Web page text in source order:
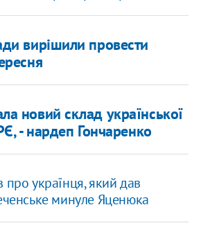
вирішили провести
новий склад української
- нардеп Гончаренко
українця, який дав
минуле Яценюка